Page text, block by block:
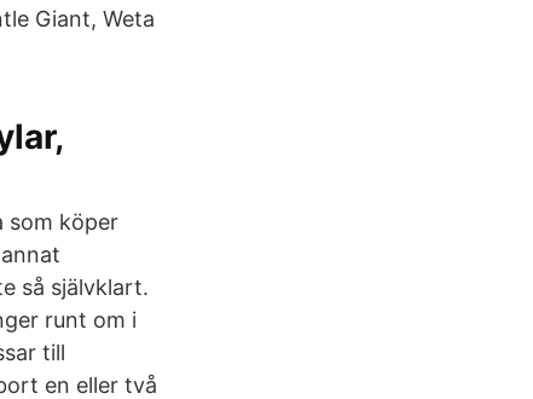
Giant, Weta
som köper
så självklart.
runt om i
till
en eller två